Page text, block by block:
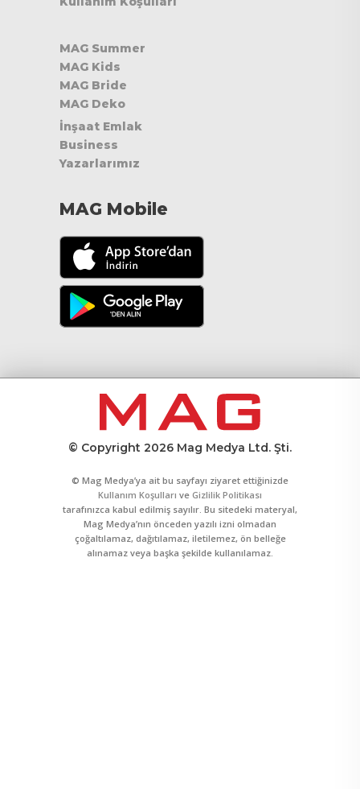
MAG Summer
MAG Kids
MAG Bride
MAG Deko
İnşaat Emlak
Business
Yazarlarımız
MAG Mobile
© Copyright 2026 Mag Medya Ltd. Şti.
© Mag Medya’ya ait bu sayfayı ziyaret ettiğinizde
Kullanım Koşulları ve Gizlilik Politikası
tarafınızca kabul edilmiş sayılır. Bu sitedeki materyal,
Mag Medya’nın önceden yazılı izni olmadan
çoğaltılamaz, dağıtılamaz, iletilemez, ön belleğe
alınamaz veya başka şekilde kullanılamaz.